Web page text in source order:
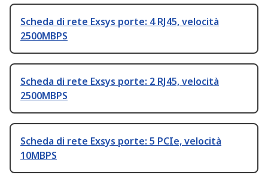
Scheda di rete Exsys porte: 4 RJ45, velocità
2500MBPS
Scheda di rete Exsys porte: 2 RJ45, velocità
2500MBPS
Scheda di rete Exsys porte: 5 PCIe, velocità
10MBPS